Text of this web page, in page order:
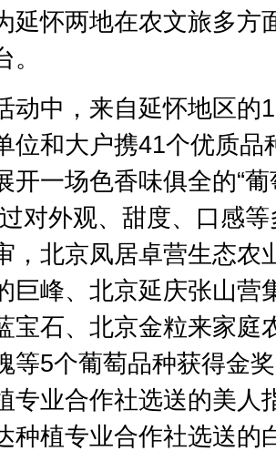
延怀两地在农文旅多方
中，来自延怀地区的
位和大户携41个优质品
开一场色香味俱全的“
对外观、甜度、口感
，北京凤居卓营生态农
巨峰、北京延庆张山营
宝石、北京金粒来家庭
等5个葡萄品种获得金
专业合作社选送的美人
种植专业合作社选送的